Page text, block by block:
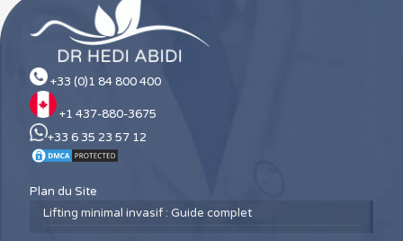
+33 (0)1 84 800 400
+1 437-880-3675
+33 6 35 23 57 12
Plan du Site
Lifting minimal invasif : Guide complet